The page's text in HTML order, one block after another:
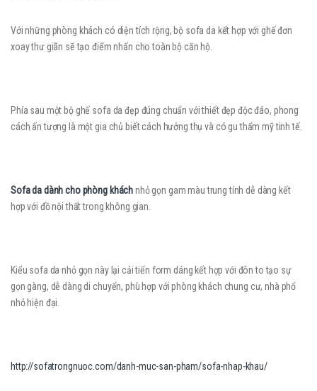
Với những phòng khách có diện tích rộng, bộ sofa da kết hợp với ghế đơn
xoay thư giãn sẽ tạo điểm nhấn cho toàn bộ căn hộ.
Phía sau một bộ ghế sofa da đẹp đúng chuẩn với thiết đẹp độc đáo, phong
cách ấn tượng là một gia chủ biết cách hưởng thụ và có gu thẩm mỹ tinh tế.
Sofa da dành cho phòng kháchnhỏ gọn gam màu trung tính dễ dàng kết
hợp với đồ nội thất trong không gian.
Kiểu sofa da nhỏ gọn này lại cải tiến form dáng kết hợp với đôn to tạo sự
gọn gàng, dễ dàng di chuyển, phù hợp với phòng khách chung cư, nhà phố
nhỏ hiện đại.
http://sofatrongnuoc.com/danh-muc-san-pham/sofa-nhap-khau/